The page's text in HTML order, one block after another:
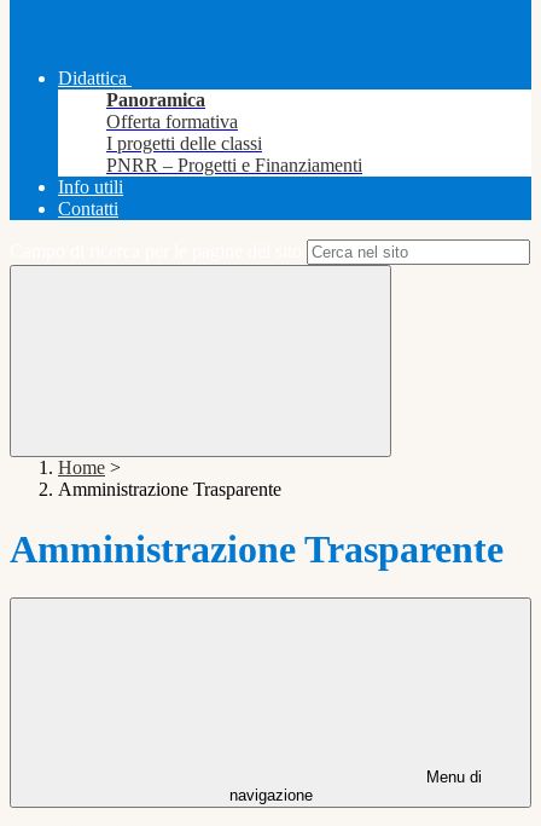
Didattica
Panoramica
Offerta formativa
I progetti delle classi
PNRR – Progetti e Finanziamenti
Info utili
Contatti
Home >
Amministrazione Trasparente
Amministrazione Trasparente
Menu di
navigazione